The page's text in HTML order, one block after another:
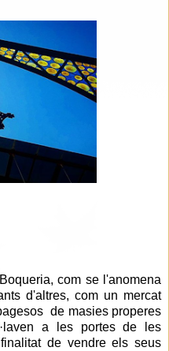
com se l'anomena
d'altres, com un mercat
de masies properes
a les portes de les
de vendre els seus